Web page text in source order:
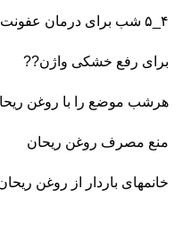
۴_۵ شب برای درمان عفونت کافیست
برای رفع خشکی واژن??
هرشب موضع را با روغن
منع مصرف روغن ریحان
خانمهای باردار از روغن